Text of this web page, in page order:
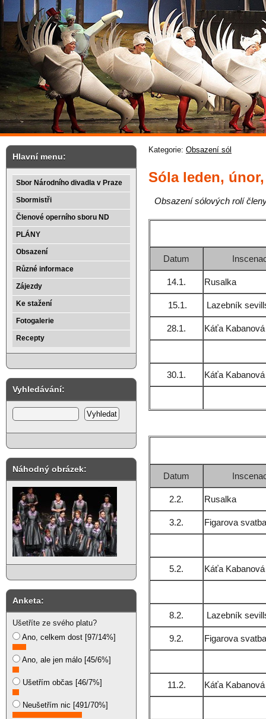
Hlavní menu:
Sbor Národního divadla v Praze
Sbormistři
Členové operního sboru ND
PLÁNY
Obsazení
Různé informace
Zájezdy
Ke stažení
Fotogalerie
Recepty
Vyhledávání:
Náhodný obrázek:
Anketa:
Ušetříte ze svého platu?
Ano, celkem dost [97/14%]
Ano, ale jen málo [45/6%]
Ušetřím občas [46/7%]
Neušetřím nic [491/70%]
Kategorie: Obsazení sól
Sóla leden,
Obsazení sólových rolí
Datum
14.1. Rusalka
15.1. Lazebník
28.1. Káťa Kabanová
30.1. Káťa Kabanová
Datum
2.2. Rusalka
3.2. Figarova svatba
5.2. Káťa Kabanová
8.2. Lazebník
9.2. Figarova svatba
11.2. Káťa Kabanová